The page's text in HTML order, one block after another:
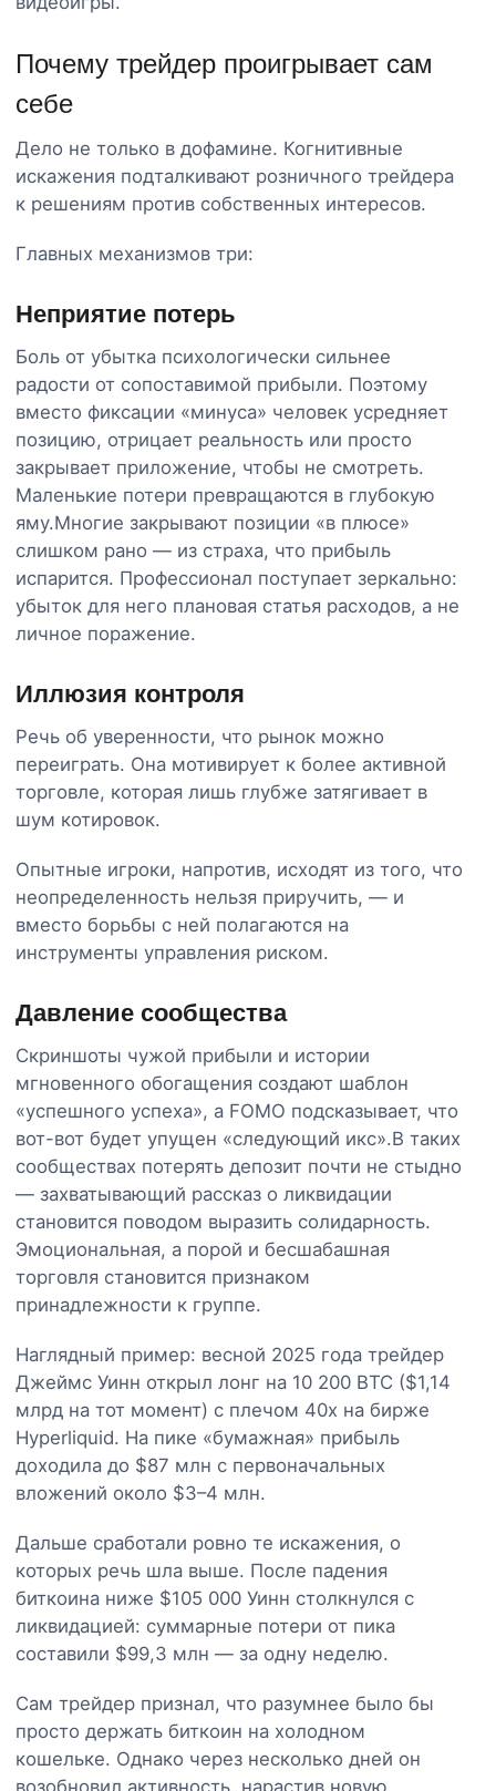
Почему трейдер проигрывает сам
себе
Дело не только в дофамине. Когнитивные
искажения подталкивают розничного трейдера
к решениям против собственных интересов.
Главных механизмов три:
Неприятие потерь
Боль от убытка психологически сильнее
радости от сопоставимой прибыли. Поэтому
вместо фиксации «минуса» человек усредняет
позицию, отрицает реальность или просто
закрывает приложение, чтобы не смотреть.
Маленькие потери превращаются в глубокую
яму.Многие закрывают позиции «в плюсе»
слишком рано — из страха, что прибыль
испарится. Профессионал поступает зеркально:
убыток для него плановая статья расходов, а не
личное поражение.
Иллюзия контроля
Речь об уверенности, что рынок можно
переиграть. Она мотивирует к более активной
торговле, которая лишь глубже затягивает в
шум котировок.
Опытные игроки, напротив, исходят из того, что
неопределенность нельзя приручить, — и
вместо борьбы с ней полагаются на
инструменты управления риском.
Давление сообщества
Скриншоты чужой прибыли и истории
мгновенного обогащения создают шаблон
«успешного успеха», а FOMO подсказывает, что
вот-вот будет упущен «следующий икс».В таких
сообществах потерять депозит почти не стыдно
— захватывающий рассказ о ликвидации
становится поводом выразить солидарность.
Эмоциональная, а порой и бесшабашная
торговля становится признаком
принадлежности к группе.
Наглядный пример: весной 2025 года трейдер
Джеймс Уинн открыл лонг на 10 200 BTC ($1,14
млрд на тот момент) с плечом 40x на бирже
Hyperliquid. На пике «бумажная» прибыль
доходила до $87 млн с первоначальных
вложений около $3–4 млн.
Дальше сработали ровно те искажения, о
которых речь шла выше. После падения
биткоина ниже $105 000 Уинн столкнулся с
ликвидацией: суммарные потери от пика
составили $99,3 млн — за одну неделю.
Сам трейдер признал, что разумнее было бы
просто держать биткоин на холодном
кошельке. Однако через несколько дней он
возобновил активность, нарастив новую